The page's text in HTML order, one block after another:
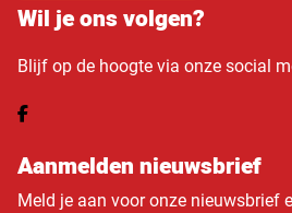
Wil je ons volgen?
Blijf op de hoogte via onze social
Aanmelden nieuwsbrief
Meld je aan voor onze nieuwsbrief